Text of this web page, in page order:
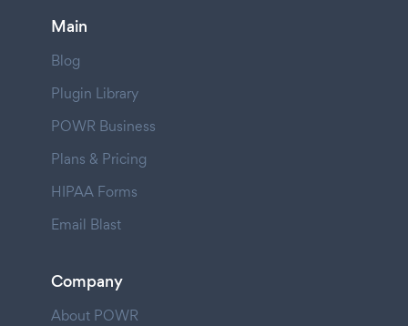
Main
Blog
Plugin Library
POWR Business
Plans & Pricing
HIPAA Forms
Email Blast
Company
About POWR